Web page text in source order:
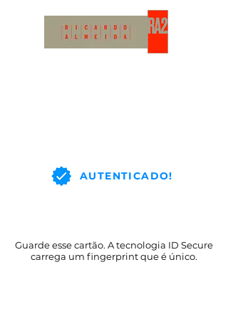
AUTENTICADO!
Guarde esse cartão. A tecnologia ID Secure
carrega um fingerprint que é único.